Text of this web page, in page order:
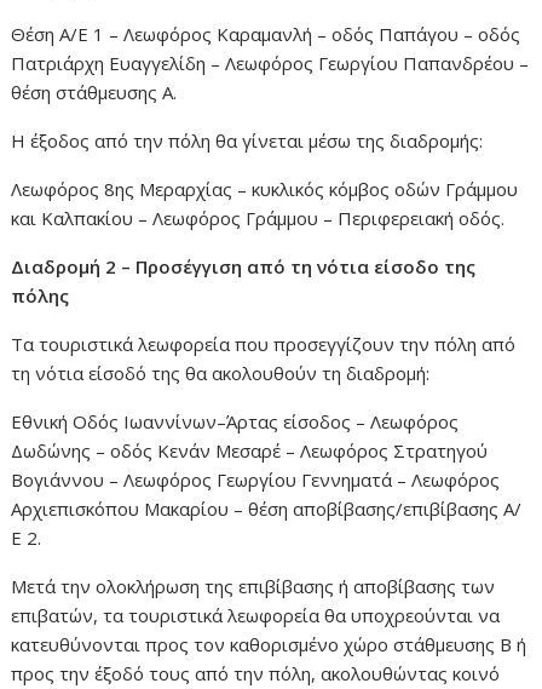
Θέση Α/Ε 1 – Λεωφόρος Καραμανλή – οδός Παπάγου – οδός
Πατριάρχη Ευαγγελίδη – Λεωφόρος Γεωργίου Παπανδρέου –
θέση στάθμευσης Α.
Η έξοδος από την πόλη θα γίνεται μέσω της διαδρομής:
Λεωφόρος 8ης Μεραρχίας – κυκλικός κόμβος οδών Γράμμου
και Καλπακίου – Λεωφόρος Γράμμου – Περιφερειακή οδός.
Διαδρομή 2 – Προσέγγιση από τη νότια είσοδο της
πόλης
Τα τουριστικά λεωφορεία που προσεγγίζουν την πόλη από
τη νότια είσοδό της θα ακολουθούν τη διαδρομή:
Εθνική Οδός Ιωαννίνων–Άρτας είσοδος – Λεωφόρος
Δωδώνης – οδός Κενάν Μεσαρέ – Λεωφόρος Στρατηγού
Βογιάννου – Λεωφόρος Γεωργίου Γεννηματά – Λεωφόρος
Αρχιεπισκόπου Μακαρίου – θέση αποβίβασης/επιβίβασης Α/
Ε 2.
Μετά την ολοκλήρωση της επιβίβασης ή αποβίβασης των
επιβατών, τα τουριστικά λεωφορεία θα υποχρεούνται να
κατευθύνονται προς τον καθορισμένο χώρο στάθμευσης Β ή
προς την έξοδό τους από την πόλη, ακολουθώντας κοινό